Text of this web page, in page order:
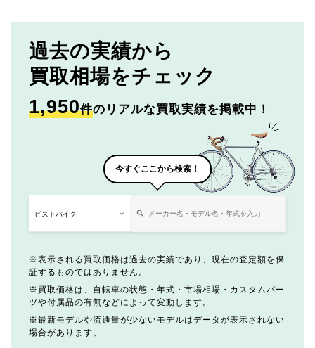
過去の実績から
買取相場をチェック
1,950件のリアルな買取実績を掲載中！
今すぐここから検索！
表示される買取価格は過去の実績であり、現在の査定額を保
証するものではありません。
買取価格は、自転車の状態・年式・市場相場・カスタムパー
ツや付属品の有無などによって変動します。
最新モデルや流通量が少ないモデルはデータが表示されない
場合があります。